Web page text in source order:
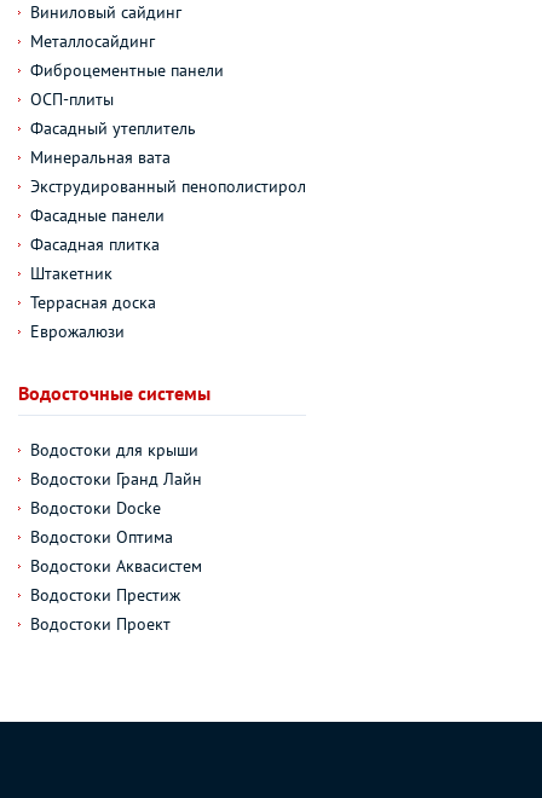
Виниловый сайдинг
Металлосайдинг
Фиброцементные панели
ОСП-плиты
Фасадный утеплитель
Минеральная вата
Экструдированный пенополистирол
Фасадные панели
Фасадная плитка
Штакетник
Террасная доска
Еврожалюзи
Водосточные системы
Водостоки для крыши
Водостоки Гранд Лайн
Водостоки Docke
Водостоки Оптима
Водостоки Аквасистем
Водостоки Престиж
Водостоки Проект